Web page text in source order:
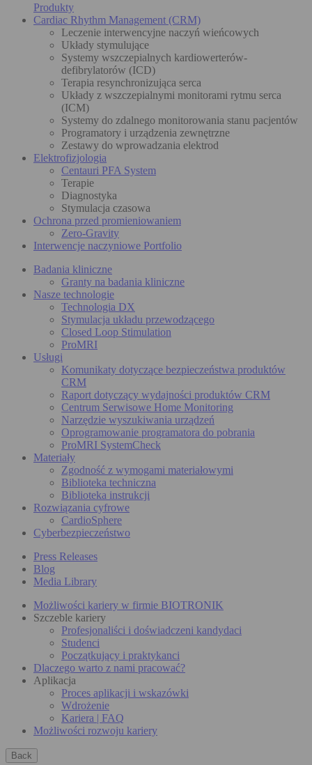
Produkty
Cardiac Rhythm Management (CRM)
Leczenie interwencyjne naczyń wieńcowych
Układy stymulujące
Systemy wszczepialnych kardiowerterów-
defibrylatorów (ICD)
Terapia resynchronizująca serca
Układy z wszczepialnymi monitorami rytmu serca
(ICM)
Systemy do zdalnego monitorowania stanu pacjentów
Programatory i urządzenia zewnętrzne
Zestawy do wprowadzania elektrod
Elektrofizjologia
Centauri PFA System
Terapie
Diagnostyka
Stymulacja czasowa
Ochrona przed promieniowaniem
Zero-Gravity
Interwencje naczyniowe Portfolio
Badania kliniczne
Granty na badania kliniczne
Nasze technologie
Technologia DX
Stymulacja układu przewodzącego
Closed Loop Stimulation
ProMRI
Usługi
Komunikaty dotyczące bezpieczeństwa produktów
CRM
Raport dotyczący wydajności produktów CRM
Centrum Serwisowe Home Monitoring
Narzędzie wyszukiwania urządzeń
Oprogramowanie programatora do pobrania
ProMRI SystemCheck
Materiały
Zgodność z wymogami materiałowymi
Biblioteka techniczna
Biblioteka instrukcji
Rozwiązania cyfrowe
CardioSphere
Cyberbezpieczeństwo
Press Releases
Blog
Media Library
Możliwości kariery w firmie BIOTRONIK
Szczeble kariery
Profesjonaliści i doświadczeni kandydaci
Studenci
Początkujący i praktykanci
Dlaczego warto z nami pracować?
Aplikacja
Proces aplikacji i wskazówki
Wdrożenie
Kariera | FAQ
Możliwości rozwoju kariery
Back